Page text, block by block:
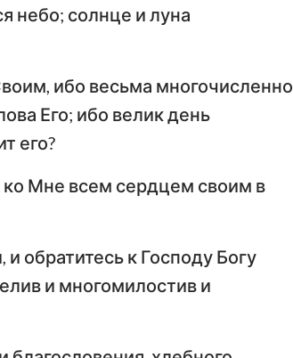
послание
Послание Иуды
небо; солнце и луна
ибо весьма многочисленно
Его; ибо велик день
его?
ко Мне всем сердцем своим в
обратитесь к Господу Богу
и многомилостив и